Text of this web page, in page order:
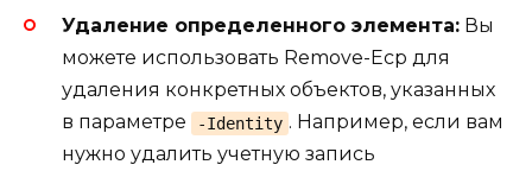
Удаление определенного элемента: Вы
можете использовать Remove-Ecp для
удаления конкретных объектов, указанных
в параметре
-Identity . Например, если вам
нужно удалить учетную запись